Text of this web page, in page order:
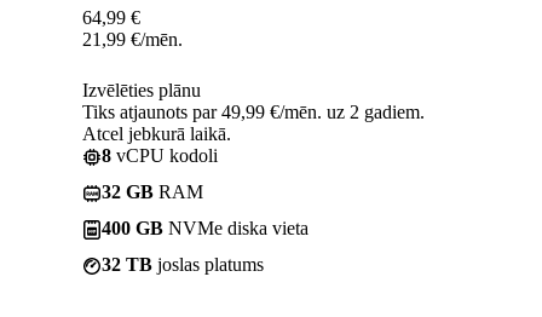
64,99 €
21,99 €/mēn.
Izvēlēties plānu
Tiks atjaunots par 49,99 €/mēn. uz 2 gadiem.
Atcel jebkurā laikā.
8 vCPU kodoli
32 GB RAM
400 GB NVMe diska vieta
32 TB joslas platums